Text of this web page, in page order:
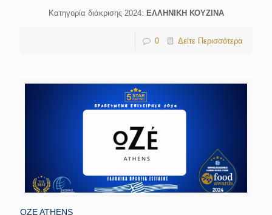
Κατηγορία διάκρισης 2024: ΕΛΛΗΝΙΚΗ ΚΟΥΖΙΝΑ
0 Δείτε Περισσότερα
OZE ATHENS